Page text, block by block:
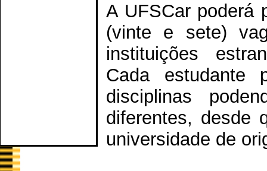
A UFSCar poderá
(vinte e sete)
instituições
Cada estudante
disciplinas
diferentes, desde
universidade de